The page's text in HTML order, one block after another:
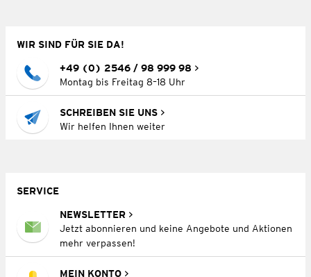
WIR SIND FÜR SIE DA!
+49 (0) 2546 / 98 999 98
Montag bis Freitag 8–18 Uhr
SCHREIBEN SIE UNS
Wir helfen Ihnen weiter
SERVICE
NEWSLETTER
Jetzt abonnieren und keine Angebote und Aktionen
mehr verpassen!
MEIN KONTO